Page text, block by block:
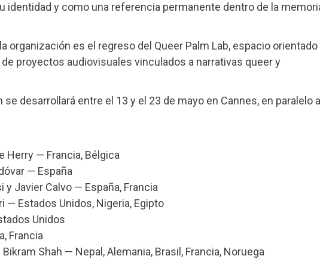
identidad y como una referencia permanente dentro de la
organización es el regreso del Queer Palm Lab, espacio orientado
proyectos audiovisuales vinculados a narrativas queer y
se desarrollará entre el 13 y el 23 de mayo en Cannes, en paralelo
Herry — Francia, Bélgica
— España
Javier Calvo — España, Francia
— Estados Unidos, Nigeria, Egipto
Unidos
Francia
Shah — Nepal, Alemania, Brasil, Francia, Noruega